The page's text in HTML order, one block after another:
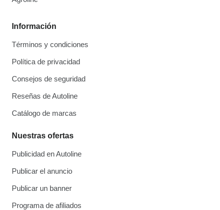
Información
Términos y condiciones
Política de privacidad
Consejos de seguridad
Reseñas de Autoline
Catálogo de marcas
Nuestras ofertas
Publicidad en Autoline
Publicar el anuncio
Publicar un banner
Programa de afiliados